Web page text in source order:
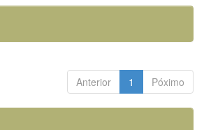
Anterior 1 Póximo